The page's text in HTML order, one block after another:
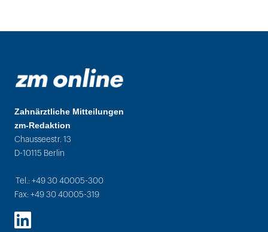
Zahnärztliche Mitteilungen
zm-Redaktion
Chausseestr. 13
D-10115 Berlin
Tel.: +49 30 40005-300
Fax: +49 30 40005-319